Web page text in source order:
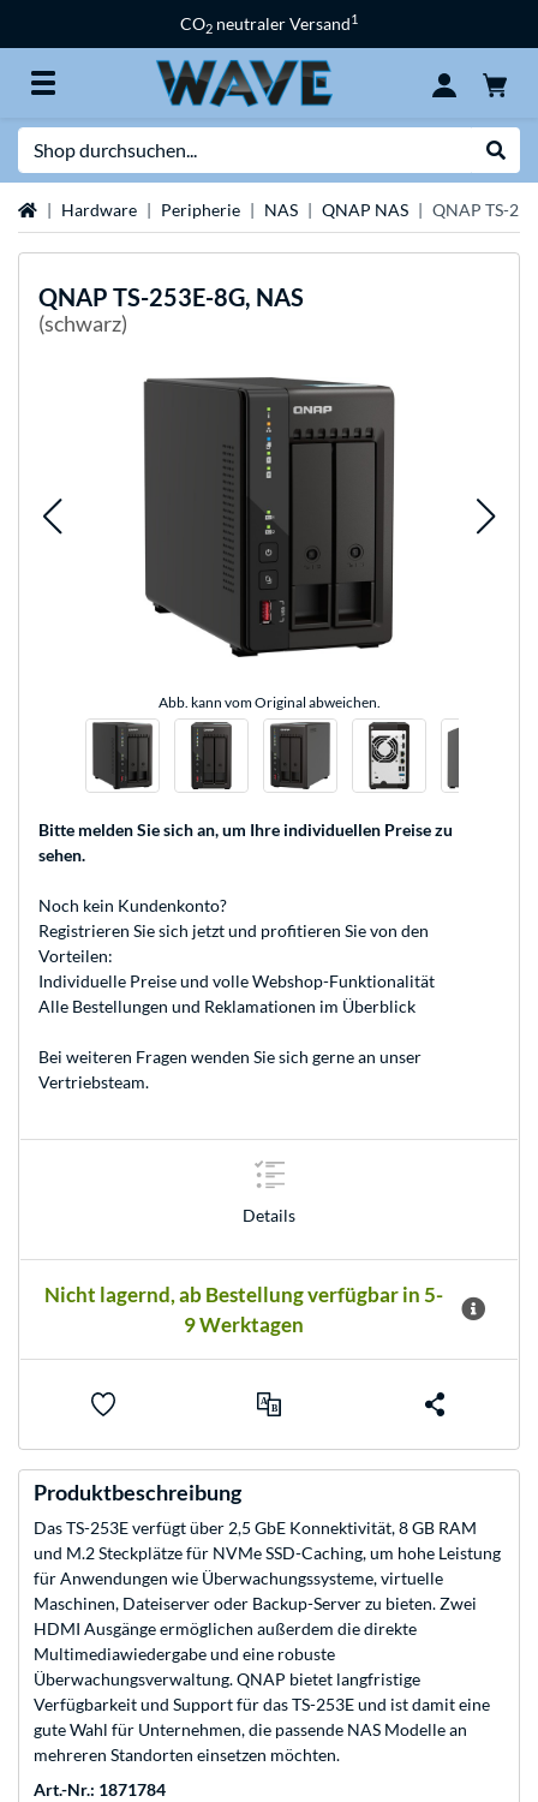
CO2 neutraler Versand1
StartseiteHardware Peripherie NAS QNAP NAS QNAP TS-
QNAP TS-253E-8G, NAS
(schwarz)
Abb. kann vom Original abweichen.
Bitte melden Sie sich an, um Ihre individuellen Preise zu
sehen.
Noch kein Kundenkonto?
Registrieren Sie sich jetzt und profitieren Sie von den
Vorteilen:
Individuelle Preise und volle Webshop-Funktionalität
Alle Bestellungen und Reklamationen im Überblick
Bei weiteren Fragen wenden Sie sich gerne an unser
Vertriebsteam.
Details
Nicht lagernd, ab Bestellung verfügbar in 5-
9 Werktagen
Produktbeschreibung
Das TS-253E verfügt über 2,5 GbE Konnektivität, 8 GB RAM
und M.2 Steckplätze für NVMe SSD-Caching, um hohe Leistung
für Anwendungen wie Überwachungssysteme, virtuelle
Maschinen, Dateiserver oder Backup-Server zu bieten. Zwei
HDMI Ausgänge ermöglichen außerdem die direkte
Multimediawiedergabe und eine robuste
Überwachungsverwaltung. QNAP bietet langfristige
Verfügbarkeit und Support für das TS-253E und ist damit eine
gute Wahl für Unternehmen, die passende NAS Modelle an
mehreren Standorten einsetzen möchten.
Art.-Nr.: 1871784